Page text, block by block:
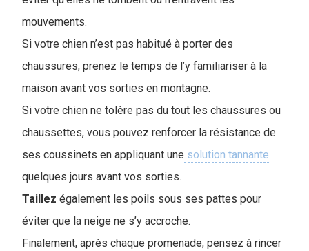
mouvements.
Si votre chien n’est pas habitué à porter des
chaussures, prenez le temps de l’y familiariser à la
maison avant vos sorties en montagne.
Si votre chien ne tolère pas du tout les chaussures ou
chaussettes, vous pouvez renforcer la résistance de
ses coussinets en appliquant une solution tannante
quelques jours avant vos sorties.
Taillez également les poils sous ses pattes pour
éviter que la neige ne s’y accroche.
Finalement, après chaque promenade, pensez à rincer